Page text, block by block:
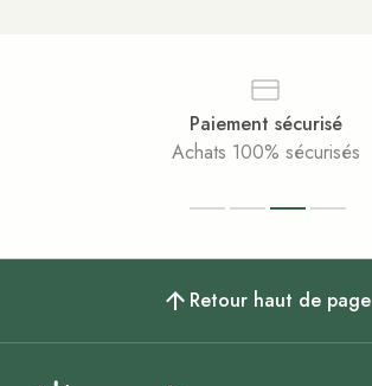
Paiement sécurisé
Achats 100% sécurisés
Retour haut de page